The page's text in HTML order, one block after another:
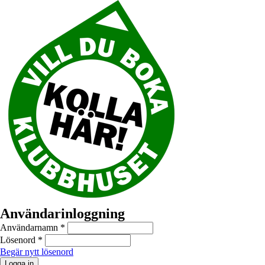
Användarinloggning
Användarnamn *
Lösenord *
Begär nytt lösenord